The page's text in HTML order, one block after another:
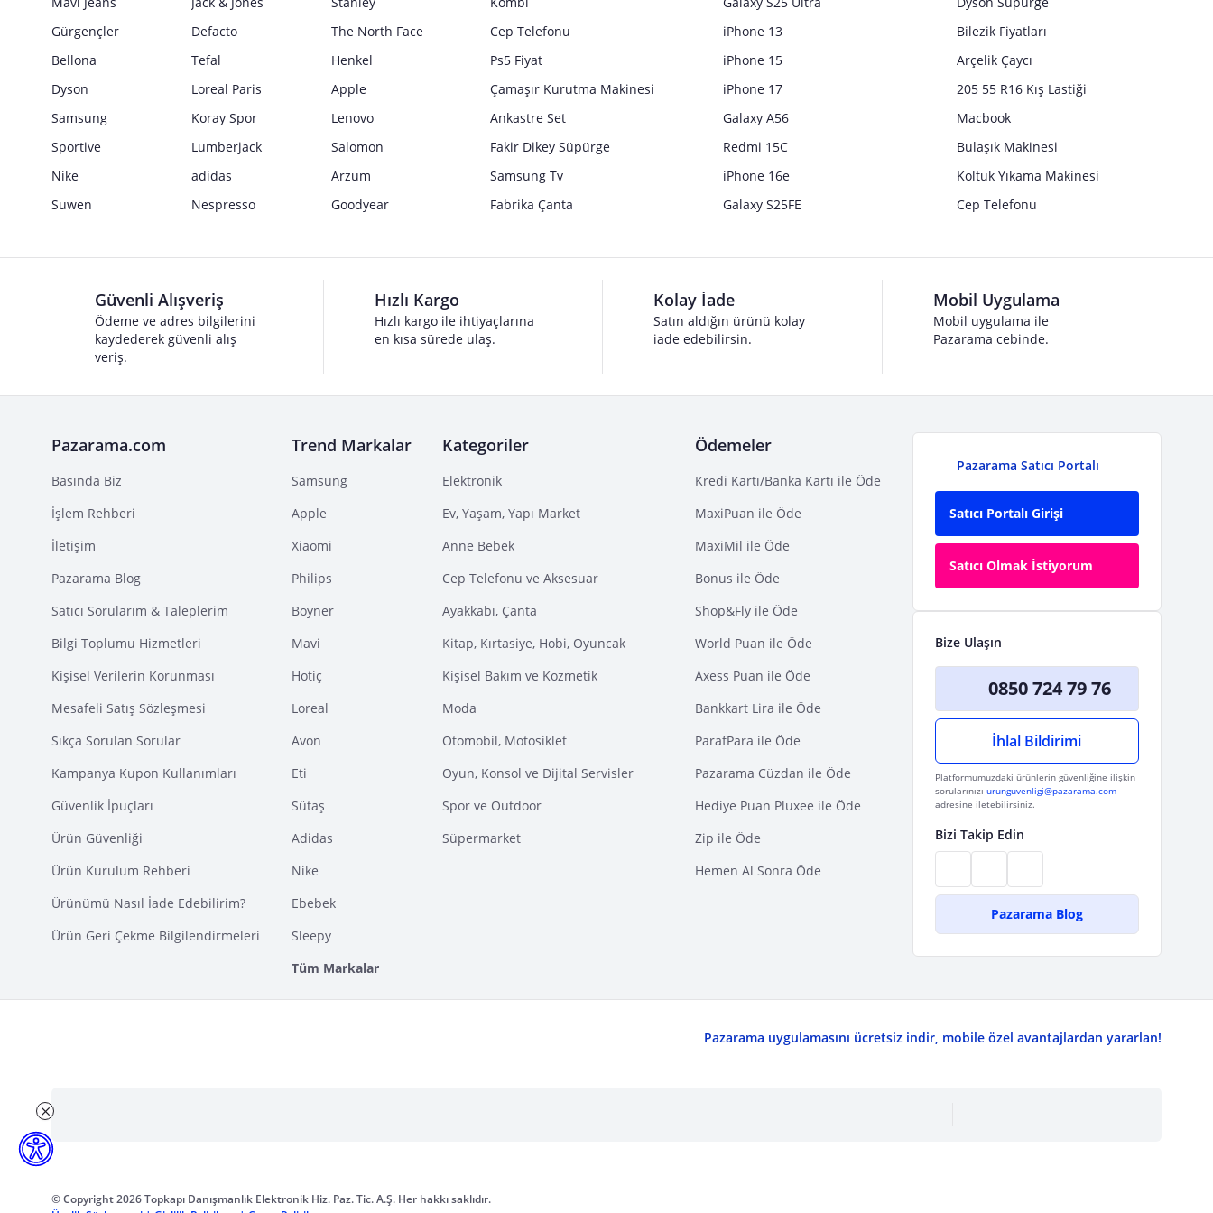
Gürgençler
Defacto
The North Face
Bellona
Tefal
Henkel
Dyson
Loreal Paris
Apple
Samsung
Koray Spor
Lenovo
Sportive
Lumberjack
Salomon
Nike
adidas
Arzum
Suwen
Nespresso Goodyear
Cep Telefonu
Ps5 Fiyat
Çamaşır Kurutma Makinesi
Ankastre Set
Fakir Dikey Süpürge
Samsung Tv
Fabrika Çanta
iPhone 13
iPhone 15
iPhone 17
Galaxy A56
Redmi 15C
iPhone 16e
Galaxy S25FE
Bilezik Fiyatları
Arçelik Çaycı
205 55 R16 Kış Lastiği
Macbook
Bulaşık Makinesi
Koltuk Yıkama Makinesi
Cep Telefonu
Güvenli Alışveriş
Ödeme ve adres bilgilerini
kaydederek güvenli alış
veriş.
Hızlı Kargo
Hızlı kargo ile ihtiyaçlarına
en kısa sürede ulaş.
Kolay İade
Satın aldığın ürünü kolay
iade edebilirsin.
Mobil Uygulama
Mobil uygulama ile
Pazarama cebinde.
Pazarama.com
Basında Biz
İşlem Rehberi
İletişim
Pazarama Blog
Satıcı Sorularım & Taleplerim
Bilgi Toplumu Hizmetleri
Kişisel Verilerin Korunması
Mesafeli Satış Sözleşmesi
Sıkça Sorulan Sorular
Kampanya Kupon Kullanımları
Güvenlik İpuçları
Ürün Güvenliği
Ürün Kurulum Rehberi
Ürünümü Nasıl İade Edebilirim?
Ürün Geri Çekme Bilgilendirmeleri
Trend Markalar
Samsung
Apple
Xiaomi
Philips
Boyner
Mavi
Hotiç
Loreal
Avon
Eti
Sütaş
Adidas
Nike
Ebebek
Sleepy
Tüm Markalar
Kategoriler
Elektronik
Ev, Yaşam, Yapı Market
Anne Bebek
Cep Telefonu ve Aksesuar
Ayakkabı, Çanta
Kitap, Kırtasiye, Hobi, Oyuncak
Kişisel Bakım ve Kozmetik
Moda
Otomobil, Motosiklet
Oyun, Konsol ve Dijital Servisler
Spor ve Outdoor
Süpermarket
Ödemeler
Kredi Kartı/Banka Kartı ile Öde
MaxiPuan ile Öde
MaxiMil ile Öde
Bonus ile Öde
Shop&Fly ile Öde
World Puan ile Öde
Axess Puan ile Öde
Bankkart Lira ile Öde
ParafPara ile Öde
Pazarama Cüzdan ile Öde
Hediye Puan Pluxee ile Öde
Zip ile Öde
Hemen Al Sonra Öde
Pazarama Satıcı Portalı
Satıcı Portalı Girişi
Satıcı Olmak İstiyorum
Bize Ulaşın
0850 724 79 76
İhlal Bildirimi
Platformumuzdaki ürünlerin güvenliğine ilişkin
sorularınızı urunguvenligi@pazarama.com
adresine iletebilirsiniz.
Bizi Takip Edin
Pazarama Blog
Pazarama uygulamasını ücretsiz indir, mobile özel avantajlardan yararlan!
© Copyright 2026 Topkapı Danışmanlık Elektronik Hiz. Paz. Tic. A.Ş. Her hakkı saklıdır.